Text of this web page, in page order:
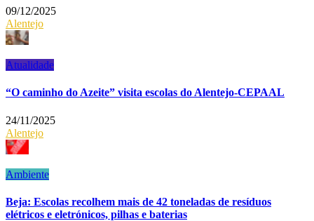
09/12/2025
Alentejo
Atualidade
“O caminho do Azeite” visita escolas do Alentejo-CEPAAL
24/11/2025
Alentejo
Ambiente
Beja: Escolas recolhem mais de 42 toneladas de resíduos
elétricos e eletrónicos, pilhas e baterias